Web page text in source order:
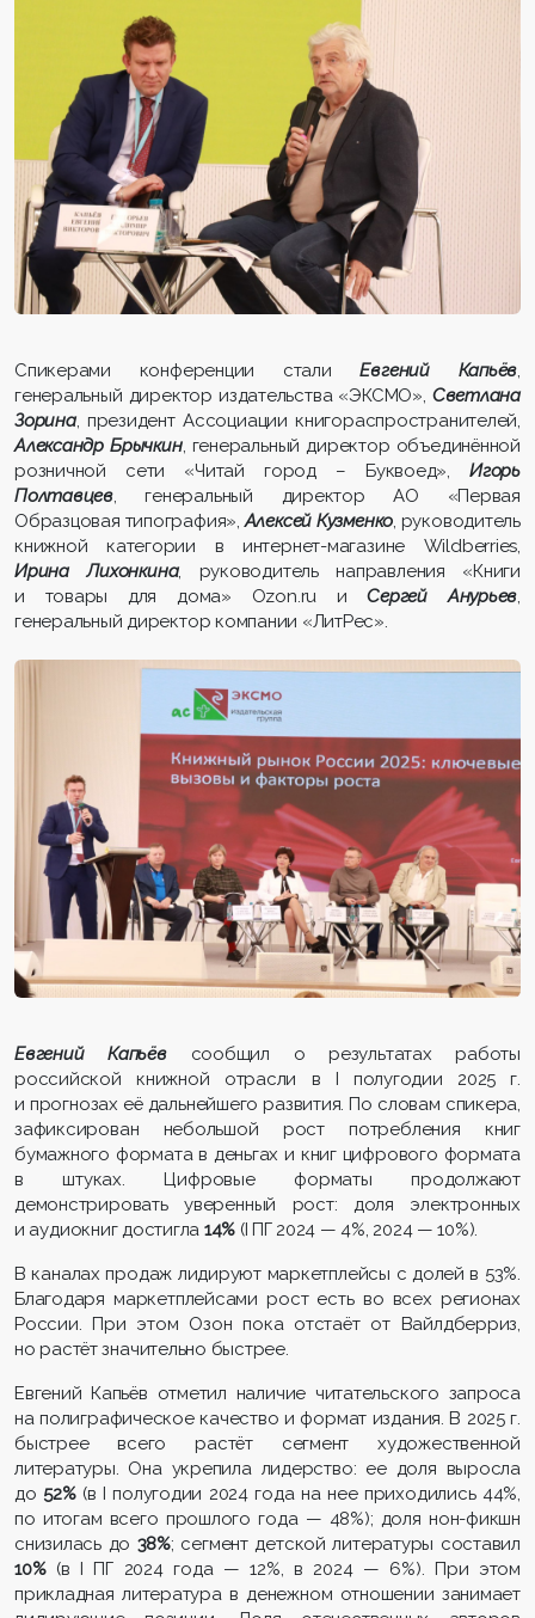
Спикерами конференции сталиЕвгений Капьёв,
генеральный директор издательства «ЭКСМО», Светлана
Зорина, президент Ассоциации книгораспространителей,
Александр Брычкин, генеральный директор объединённой
розничной сети «Читай город – Буквоед»,Игорь
Полтавцев, генеральный директор АО «Первая
Образцовая типография»,Алексей Кузменко, руководитель
книжной категории в интернет-магазине Wildberries,
Ирина Лихонкина, руководитель направления «Книги
и товары для дома» Ozon.ru иСергей Анурьев,
генеральный директор компании «ЛитРес».
Евгений Капьёвсообщил о результатах работы
российской книжной отрасли в I полугодии 2025 г.
и прогнозах её дальнейшего развития. По словам спикера,
зафиксирован небольшой рост потребления книг
бумажного формата в деньгах и книг цифрового формата
в штуках. Цифровые форматы продолжают
демонстрировать уверенный рост: доля электронных
и аудиокниг достигла 14% (I ПГ 2024 — 4%, 2024 — 10%).
В каналах продаж лидируют маркетплейсы с долей в 53%.
Благодаря маркетплейсами рост есть во всех регионах
России. При этом Озон пока отстаёт от Вайлдберриз,
но растёт значительно быстрее.
Евгений Капьёв отметил наличие читательского запроса
на полиграфическое качество и формат издания. В 2025 г.
быстрее всего растёт сегмент художественной
литературы. Она укрепила лидерство: ее доля выросла
до 52% (в I полугодии 2024 года на нее приходились 44%,
по итогам всего прошлого года — 48%); доля нон-фикшн
снизилась до 38%; сегмент детской литературы составил
10% (в I ПГ 2024 года — 12%, в 2024 — 6%). При этом
прикладная литература в денежном отношении занимает